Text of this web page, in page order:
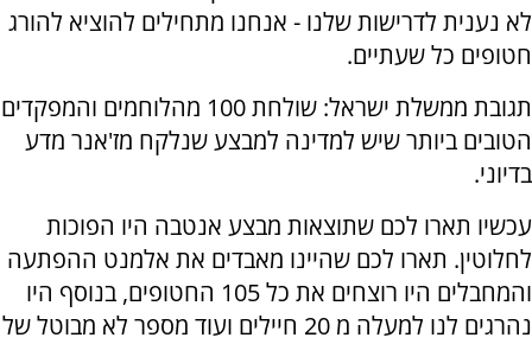
לא נענית לדרישות שלנו - אנחנו מתחילים להוציא להורג
חטופים כל שעתיים.
תגובת ממשלת ישראל: שולחת 100 מהלוחמים והמפקדים
הטובים ביותר שיש למדינה למבצע שנלקח מז'אנר מדע
בדיוני.
עכשיו תארו לכם שתוצאות מבצע אנטבה היו הפוכות
לחלוטין. תארו לכם שהיינו מאבדים את אלמנט ההפתעה
והמחבלים היו רוצחים את כל 105 החטופים, בנוסף היו
נהרגים לנו למעלה מ 20 חיילים ועוד מספר לא מבוטל של